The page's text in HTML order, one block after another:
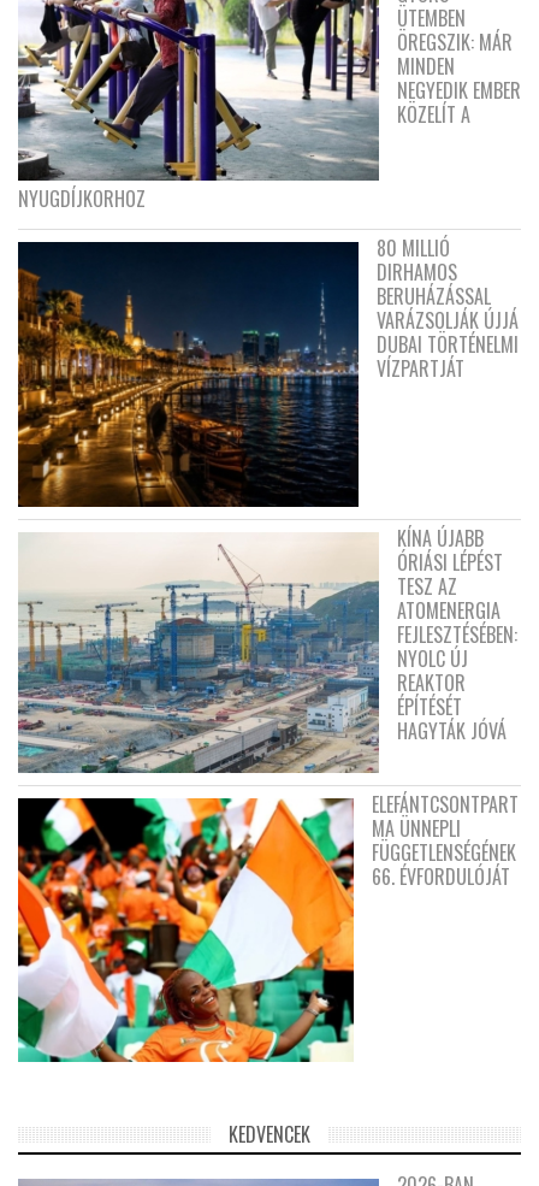
ÜTEMBEN
ÖREGSZIK: MÁR
MINDEN
NEGYEDIK EMBER
KÖZELÍT A
NYUGDÍJKORHOZ
80 MILLIÓ
DIRHAMOS
BERUHÁZÁSSAL
VARÁZSOLJÁK ÚJJÁ
DUBAI TÖRTÉNELMI
VÍZPARTJÁT
KÍNA ÚJABB
ÓRIÁSI LÉPÉST
TESZ AZ
ATOMENERGIA
FEJLESZTÉSÉBEN:
NYOLC ÚJ
REAKTOR
ÉPÍTÉSÉT
HAGYTÁK JÓVÁ
ELEFÁNTCSONTPART
MA ÜNNEPLI
FÜGGETLENSÉGÉNEK
66. ÉVFORDULÓJÁT
KEDVENCEK